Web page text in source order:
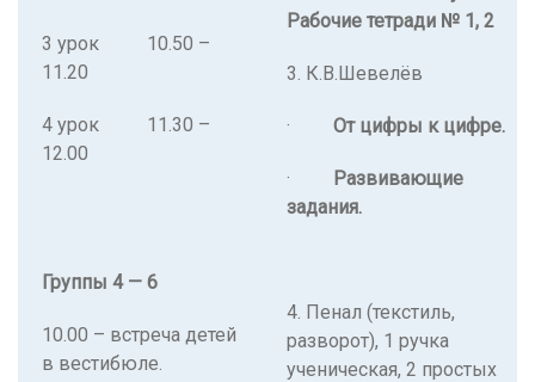
3 урок 10.50 –
11.20
4 урок 11.30 –
12.00
Группы 4 — 6
10.00 – встреча детей
в вестибюле.
Рабочие тетради № 1, 2
3. К.В.Шевелёв
· От цифры к цифре.
·
Развивающие
задания.
4. Пенал (текстиль,
разворот), 1 ручка
ученическая, 2 простых